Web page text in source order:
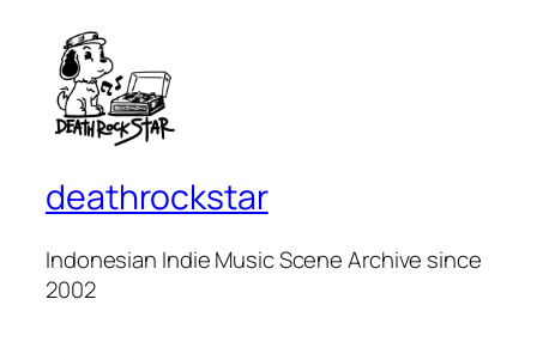
deathrockstar
Indonesian Indie Music Scene Archive since
2002